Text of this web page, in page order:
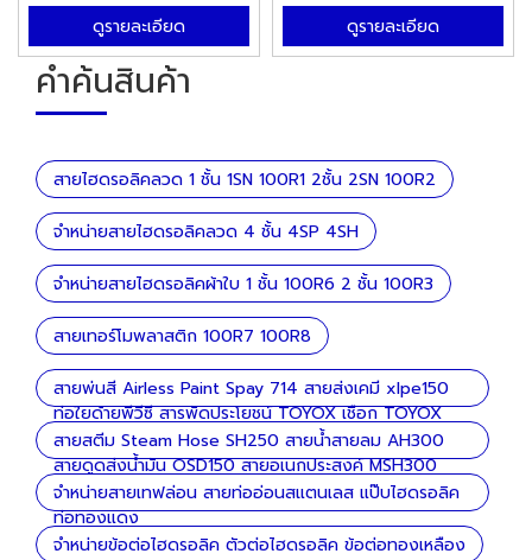
ดูรายละเอียด ดูรายละเอียด
คำค้นสินค้า
สายไฮดรอลิคลวด 1 ชั้น 1SN 100R1 2ชั้น 2SN 100R2
จำหน่ายสายไฮดรอลิคลวด 4 ชั้น 4SP 4SH
จำหน่ายสายไฮดรอลิคผ้าใบ 1 ชั้น 100R6 2 ชั้น 100R3
สายเทอร์โมพลาสติก 100R7 100R8
สายพ่นสี Airless Paint Spay 714 สายส่งเคมี xlpe150
ท่อใยด้ายพีวีซี สารพัดประโยชน์ TOYOX เชือก TOYOX
ลวด
สายสตีม Steam Hose SH250 สายน้ำสายลม AH300
สายดูดส่งน้ำมัน OSD150 สายอเนกประสงค์ MSH300
จำหน่ายสายเทฟล่อน สายท่ออ่อนสแตนเลส แป๊บไฮดรอลิค
ท่อทองแดง
จำหน่ายข้อต่อไฮดรอลิค ตัวต่อไฮดรอลิค ข้อต่อทองเหลือง